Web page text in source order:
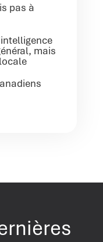
pas à
mais